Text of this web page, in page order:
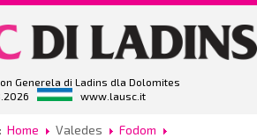
Generela di Ladins dla Dolomites
www.lausc.it
Home Valedes
Fodom